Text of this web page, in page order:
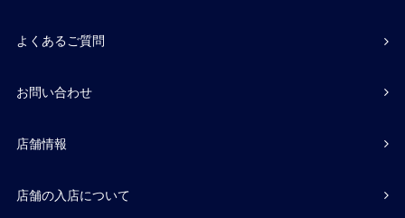
よくあるご質問
お問い合わせ
店舗情報
店舗の入店について